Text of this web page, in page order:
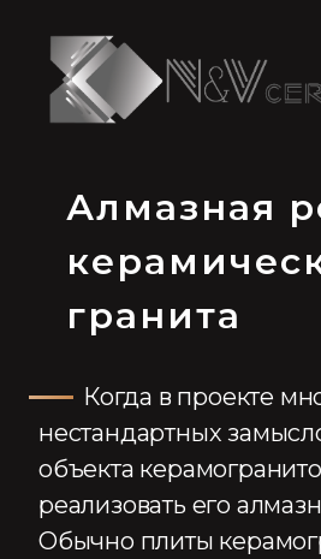
Алмазная
гранита
Когда в проекте
нестандартных
объекта
реализовать его
Обычно плиты